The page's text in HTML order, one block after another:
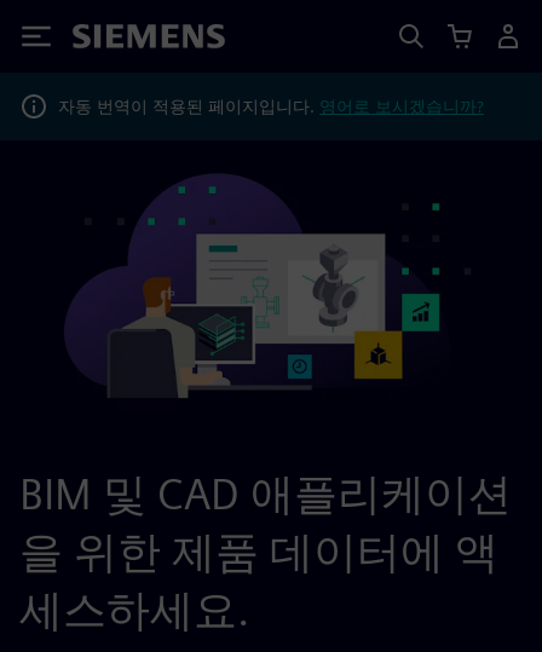
Siemens
자동 번역이 적용된 페이지입니다. 영어로 보시겠습니까?
BIM 및 CAD 애플리케이션
을 위한 제품 데이터에 액
세스하세요.